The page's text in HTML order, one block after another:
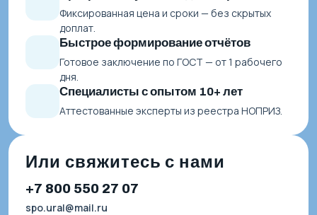
Фиксированная цена и сроки — без скрытых
доплат.
Быстрое формирование отчётов
Готовое заключение по ГОСТ — от 1 рабочего
дня.
Специалисты с опытом 10+ лет
Аттестованные эксперты из реестра НОПРИЗ.
Или свяжитесь с нами
+7 800 550 27 07
spo.ural@mail.ru